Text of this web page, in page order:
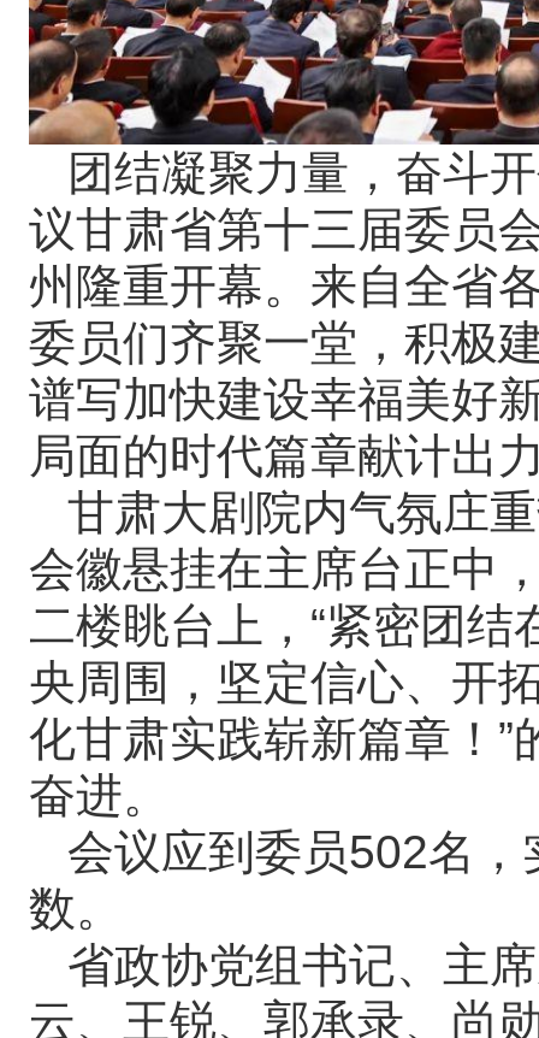
团结凝聚力量，奋斗
议甘肃省第十三届委员
州隆重开幕。来自全省
委员们齐聚一堂，积极
谱写加快建设幸福美好
局面的时代篇章献计出
甘肃大剧院内气氛庄
会徽悬挂在主席台正中
二楼眺台上，“紧密团
央周围，坚定信心、开
化甘肃实践崭新篇章！
奋进。
会议应到委员502名
数。
省政协党组书记、主
云、王锐、郭承录、尚